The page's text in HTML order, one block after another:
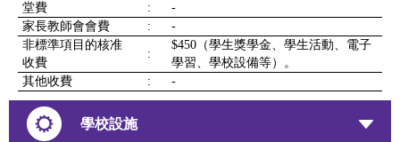
堂費
:
-
家長教師會會費
:
-
非標準項目的核准
收費
:
$450（學生獎學金、學生活動、電子
學習、學校設備等）。
其他收費
: -
學校設施